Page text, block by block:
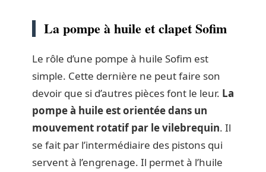
La pompe à huile et clapet Sofim
Le rôle d’une pompe à huile Sofim est
simple. Cette dernière ne peut faire son
devoir que si d’autres pièces font le leur. La
pompe à huile est orientée dans un
mouvement rotatif par le vilebrequin. Il
se fait par l’intermédiaire des pistons qui
servent à l’engrenage. Il permet à l’huile